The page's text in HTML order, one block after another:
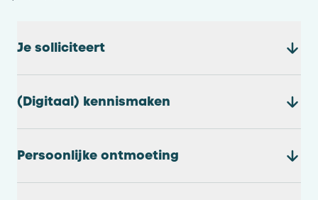
Je solliciteert
(Digitaal) kennismaken
Persoonlijke ontmoeting